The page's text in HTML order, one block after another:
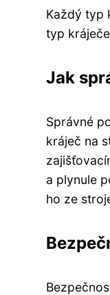
Každý typ
typ
Jak
Správné
kráječ na
a plynule
ho ze